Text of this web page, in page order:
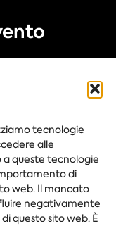
tecnologie
alle
a queste tecnologie
di
web. Il mancato
negativamente
questo sito web. È